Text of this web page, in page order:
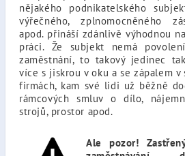
nějakého podnikatelského
výřečného, zplnomocněného
apod. přináší zdánlivě výhodnou
práci. Že subjekt nemá
zaměstnání, to takový jedinec
více s jiskrou v oku a se zápalem
firmách, kam své lidi už běžně
rámcových smluv o dílo,
strojů, prostor apod.
Ale pozor!